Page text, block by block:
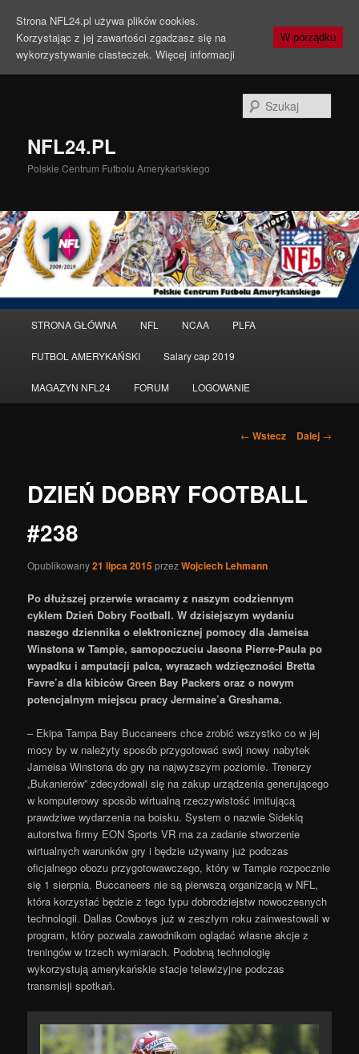
NFL24.PL
Polskie Centrum Futbolu Amerykańskiego
główne
Przeskocz
do
tekstu
STRONA GŁÓWNA NFL NCAA PLFA
FUTBOL AMERYKAŃSKI Salary cap 2019
MAGAZYN NFL24 FORUM LOGOWANIE
Nawigacja
← Wstecz Dalej →
DZIEŃ DOBRY FOOTBALL
#238
Opublikowany21 lipca 2015przezWojciech Lehmann
Po dłuższej przerwie wracamy z naszym codziennym
cyklem Dzień Dobry Football. W dzisiejszym wydaniu
naszego dziennika o elektronicznej pomocy dla Jameisa
Winstona w Tampie, samopoczuciu Jasona Pierre-Paula po
wypadku i amputacji palca, wyrazach wdzięczności Bretta
Favre’a dla kibiców Green Bay Packers oraz o nowym
potencjalnym miejscu pracy Jermaine’a Greshama.
– Ekipa Tampa Bay Buccaneers chce zrobić wszystko co w jej
mocy by w należyty sposób przygotować swój nowy nabytek
Jameisa Winstona do gry na najwyższym poziomie. Trenerzy
„Bukanierów” zdecydowali się na zakup urządzenia generującego
w komputerowy sposób wirtualną rzeczywistość imitującą
prawdziwe wydarzenia na boisku. System o nazwie Sidekiq
autorstwa firmy EON Sports VR ma za zadanie stworzenie
wirtualnych warunków gry i będzie używany już podczas
oficjalnego obozu przygotowawczego, który w Tampie rozpocznie
się 1 sierpnia. Buccaneers nie są pierwszą organizacją w NFL,
która korzystać będzie z tego typu dobrodziejstw nowoczesnych
technologii. Dallas Cowboys już w zeszłym roku zainwestowali w
program, który pozwala zawodnikom oglądać własne akcje z
treningów w trzech wymiarach. Podobną technologię
wykorzystują amerykańskie stacje telewizyjne podczas
transmisji spotkań.
Strona NFL24.pl używa plików cookies.
Korzystając z jej zawartości zgadzasz się na
wykorzystywanie ciasteczek. Więcej informacji
W porządku